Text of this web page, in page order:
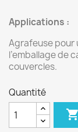
Applications :
Agrafeuse pour
l’emballage de
couvercles.
Quantité
